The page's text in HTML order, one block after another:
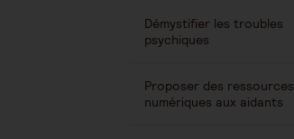
Démystifier les troubles
psychiques
Proposer des ressources
numériques aux aidants